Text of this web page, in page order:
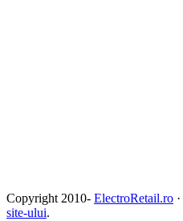
Copyright 2010- ElectroRetail.ro ·
site-ului.